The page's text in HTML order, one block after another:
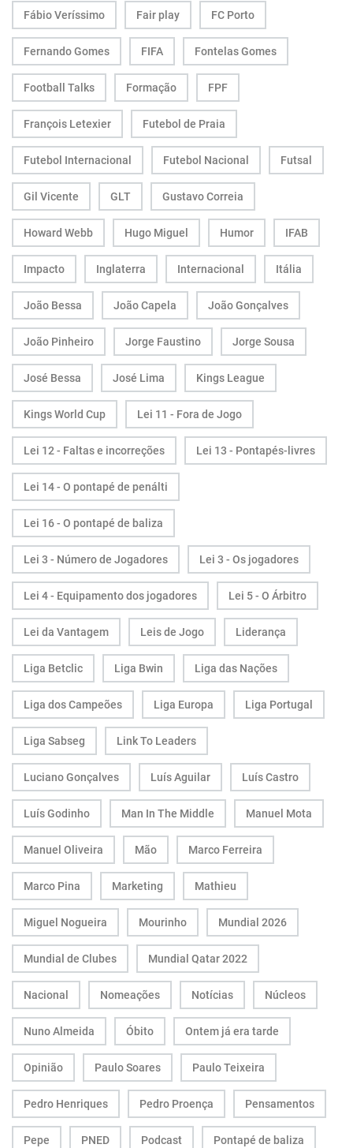
Fábio Veríssimo Fair play FC Porto
Fernando Gomes FIFA Fontelas Gomes
Football Talks Formação FPF
François Letexier Futebol de Praia
Futebol Internacional Futebol Nacional Futsal
Gil Vicente GLT Gustavo Correia
Howard Webb Hugo Miguel Humor IFAB
Impacto Inglaterra Internacional Itália
João Bessa João Capela João Gonçalves
João Pinheiro Jorge Faustino Jorge Sousa
José Bessa José Lima Kings League
Kings World Cup Lei 11 - Fora de Jogo
Lei 12 - Faltas e incorreções Lei 13 - Pontapés-livres
Lei 14 - O pontapé de penálti
Lei 16 - O pontapé de baliza
Lei 3 - Número de Jogadores Lei 3 - Os jogadores
Lei 4 - Equipamento dos jogadores Lei 5 - O Árbitro
Lei da Vantagem Leis de Jogo Liderança
Liga Betclic Liga Bwin Liga das Nações
Liga dos Campeões Liga Europa Liga Portugal
Liga Sabseg Link To Leaders
Luciano Gonçalves Luís Aguilar Luís Castro
Luís Godinho Man In The Middle Manuel Mota
Manuel Oliveira Mão Marco Ferreira
Marco Pina Marketing Mathieu
Miguel Nogueira Mourinho Mundial 2026
Mundial de Clubes Mundial Qatar 2022
Nacional Nomeações Notícias Núcleos
Nuno Almeida Óbito Ontem já era tarde
Opinião Paulo Soares Paulo Teixeira
Pedro Henriques Pedro Proença Pensamentos
Pepe PNED Podcast Pontapé de baliza